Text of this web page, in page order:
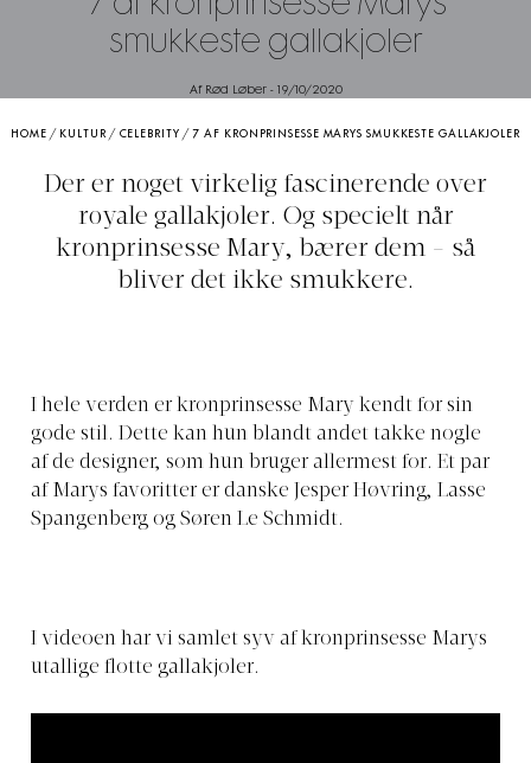
smukkeste gallakjoler
Af Rød Løber- 19/10/2020
HOME / KULTUR/ CELEBRITY / 7 AF KRONPRINSESSE MARYS SMUKKESTE GALLAKJOLER
Der er noget virkelig fascinerende over
royale gallakjoler. Og specielt når
kronprinsesse Mary, bærer dem - så
bliver det ikke smukkere.
I hele verden er kronprinsesse Mary kendt for sin
gode stil. Dette kan hun blandt andet takke nogle
af de designer, som hun bruger allermest for. Et par
af Marys favoritter er danske Jesper Høvring, Lasse
Spangenberg og Søren Le Schmidt.
I videoen har vi samlet syv af kronprinsesse Marys
utallige flotte gallakjoler.